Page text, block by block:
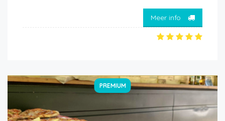
Meer info
PREMIUM